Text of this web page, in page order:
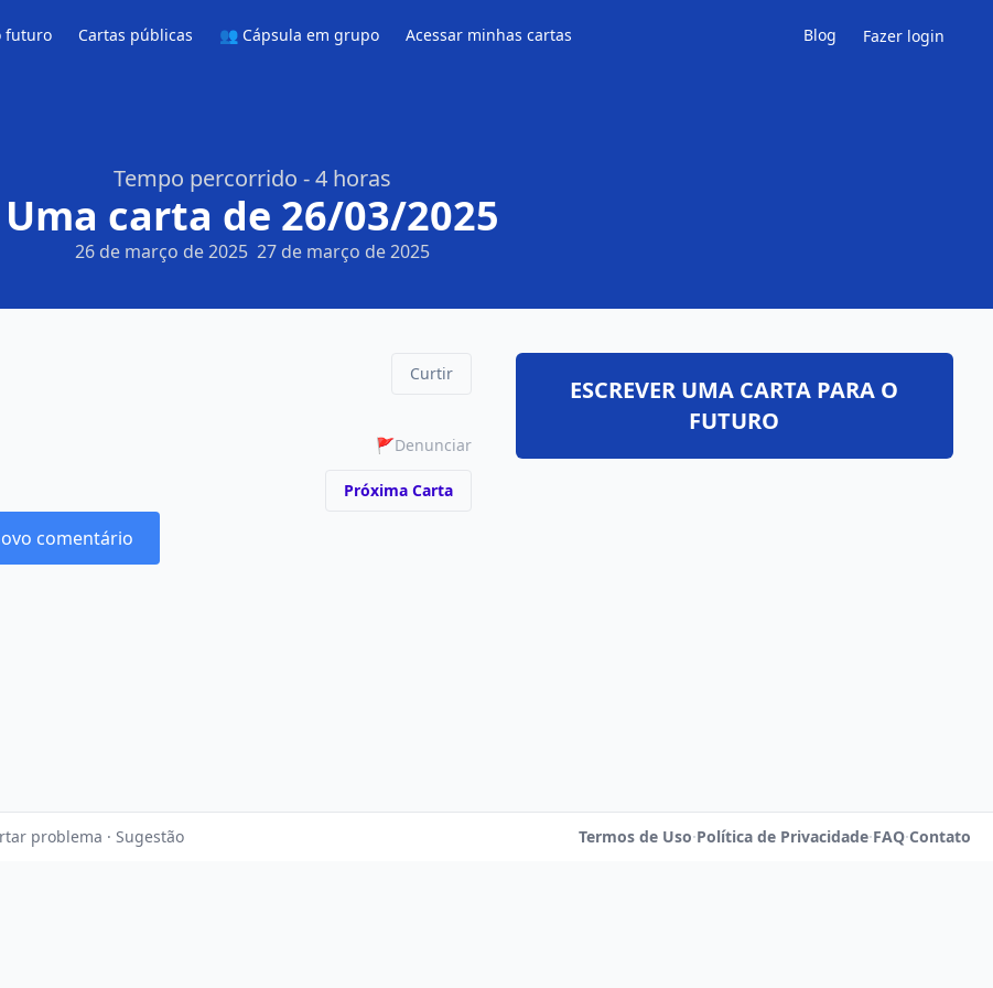
futuro Cartas públicas 👥 Cápsula em grupo Acessar minhas cartas Blog Fazer login
Tempo percorrido - 4 horas
Uma carta de 26/03/2025
26 de março de 2025 27 de março de 2025
Curtir
🚩Denunciar
Próxima Carta
comentário
ESCREVER UMA CARTA PARA O
FUTURO
problema · Sugestão Termos de Uso·Política de Privacidade·FAQ·Contato